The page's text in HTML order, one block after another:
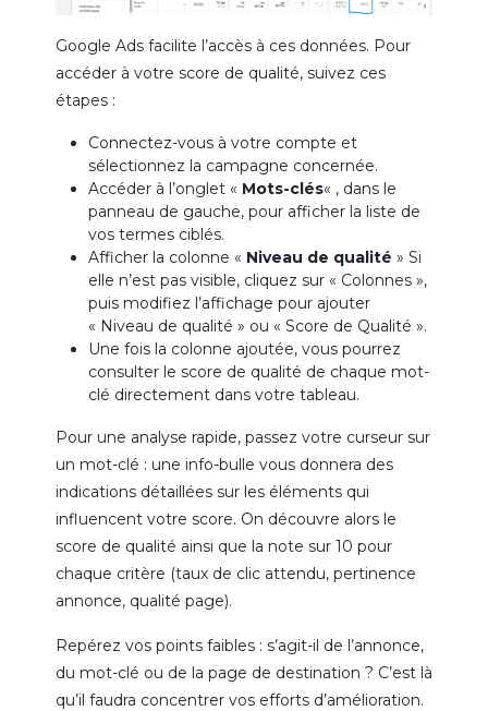
Google Ads facilite l’accès à ces données. Pour
accéder à votre score de qualité, suivez ces
étapes :
Connectez-vous à votre compte et
sélectionnez la campagne concernée.
Accéder à l’onglet « Mots-clés« , dans le
panneau de gauche, pour afficher la liste de
vos termes ciblés.
Afficher la colonne « Niveau de qualité » Si
elle n’est pas visible, cliquez sur « Colonnes »,
puis modifiez l’affichage pour ajouter
« Niveau de qualité » ou « Score de Qualité ».
Une fois la colonne ajoutée, vous pourrez
consulter le score de qualité de chaque mot-
clé directement dans votre tableau.
Pour une analyse rapide, passez votre curseur sur
un mot-clé : une info-bulle vous donnera des
indications détaillées sur les éléments qui
influencent votre score. On découvre alors le
score de qualité ainsi que la note sur 10 pour
chaque critère (taux de clic attendu, pertinence
annonce, qualité page).
Repérez vos points faibles : s’agit-il de l’annonce,
du mot-clé ou de la page de destination ? C’est là
qu’il faudra concentrer vos efforts d’amélioration.